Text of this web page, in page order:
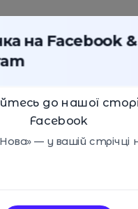
на Facebook &
до нашої
Facebook
— у вашій стрічці